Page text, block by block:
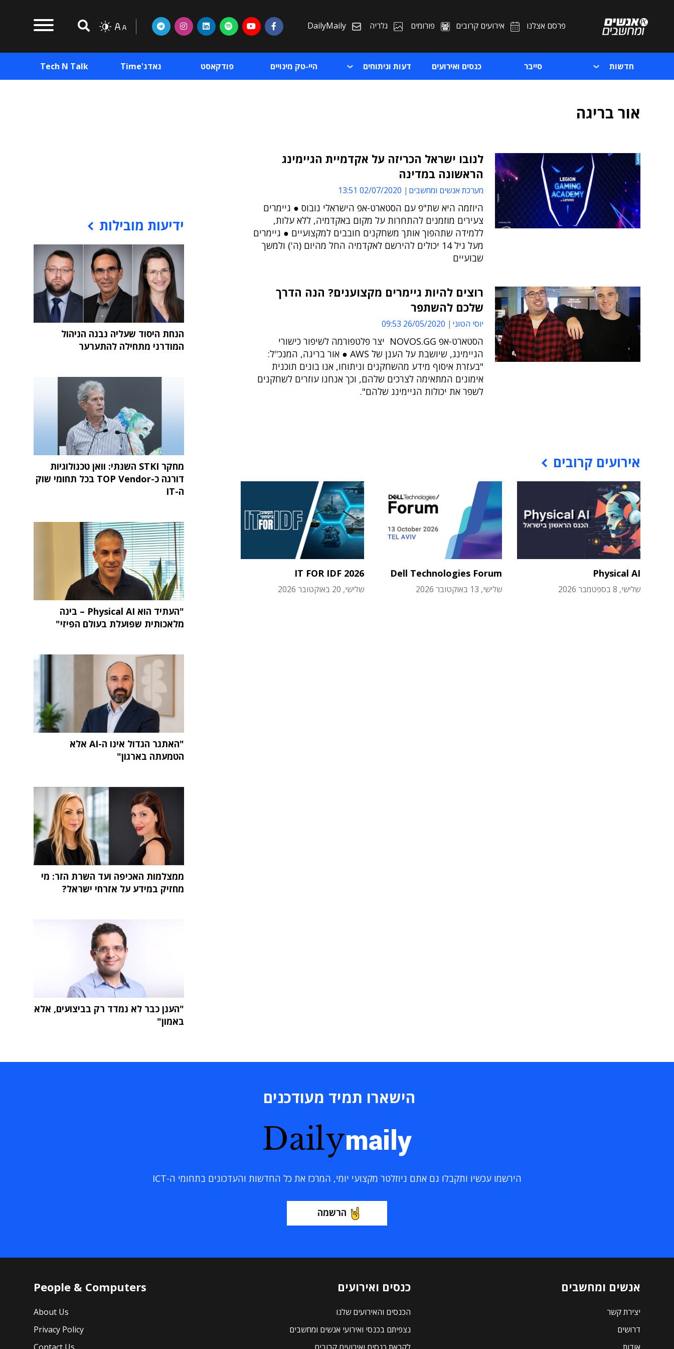
פרסם אצלנו אירועים קרובים פורומים גלריה DailyMaily
חדשות סייבר כנסים ואירועים דעות וניתוחים היי-טק מינויים פודקאסט גאדג'Time Tech N Talk
אור בריגה
לנובו ישראל הכריזה על אקדמיית הגיימינג
הראשונה במדינה
מערכת אנשים ומחשבים 02/07/2020 13:51
היוזמה היא שת"פ עם הסטארט-אפ הישראלי נובוס ● גיימרים
צעירים מוזמנים להתחרות על מקום באקדמיה, ללא עלות,
ללמידה שתהפוך אותך משחקנים חובבים למקצועיים ● גיימרים
מעל גיל 14 יכולים להירשם לאקדמיה החל מהיום (ה') ולמשך
שבועיים
רוצים להיות גיימרים מקצוענים? הנה הדרך
שלכם להשתפר
יוסי הטוני 26/05/2020 09:53
הסטארט-אפ NOVOS.GG יצר פלטפורמה לשיפור כישורי
הגיימינג, שיושבת על הענן של AWS ● אור בריגה, המנכ''ל:
"בעזרת איסוף מידע מהשחקנים וניתוחו, אנו בונים תוכנית
אימונים המתאימה לצרכים שלהם, וכך אנחנו עוזרים לשחקנים
לשפר את יכולות הגיימינג שלהם".
אירועים קרובים
Physical AI
שלישי, 8 בספטמבר 2026
Dell Technologies Forum
שלישי, 13 באוקטובר 2026
IT FOR IDF 2026
שלישי, 20 באוקטובר 2026
ידיעות מובילות
הנחת היסוד שעליה נבנה הניהול
המודרני מתחילה להתערער
מחקר STKI השנתי: וואן טכנולוגיות
דורגה כ-TOP Vendor בכל תחומי שוק
ה-IT
"העתיד הוא Physical AI – בינה
מלאכותית שפועלת בעולם הפיזי"
"האתגר הגדול אינו ה-AI אלא
הטמעתה בארגון"
ממצלמות האכיפה ועד השרת הזר: מי
מחזיק במידע על אזרחי ישראל?
"הענן כבר לא נמדד רק בביצועים, אלא
באמון"
הישארו תמיד מעודכנים
Dailymaily
הירשמו עכשיו ותקבלו גם אתם ניוזלטר מקצועי יומי, המרכז את כל החדשות והעדכונים בתחומי ה-ICT
הרשמה
אנשים ומחשבים
יצירת קשר
דרושים
כנסים ואירועים
הכנסים והאירועים שלנו
נצפיתם בכנסי ואירועי אנשים ומחשבים
People & Computers
About Us
Privacy Policy